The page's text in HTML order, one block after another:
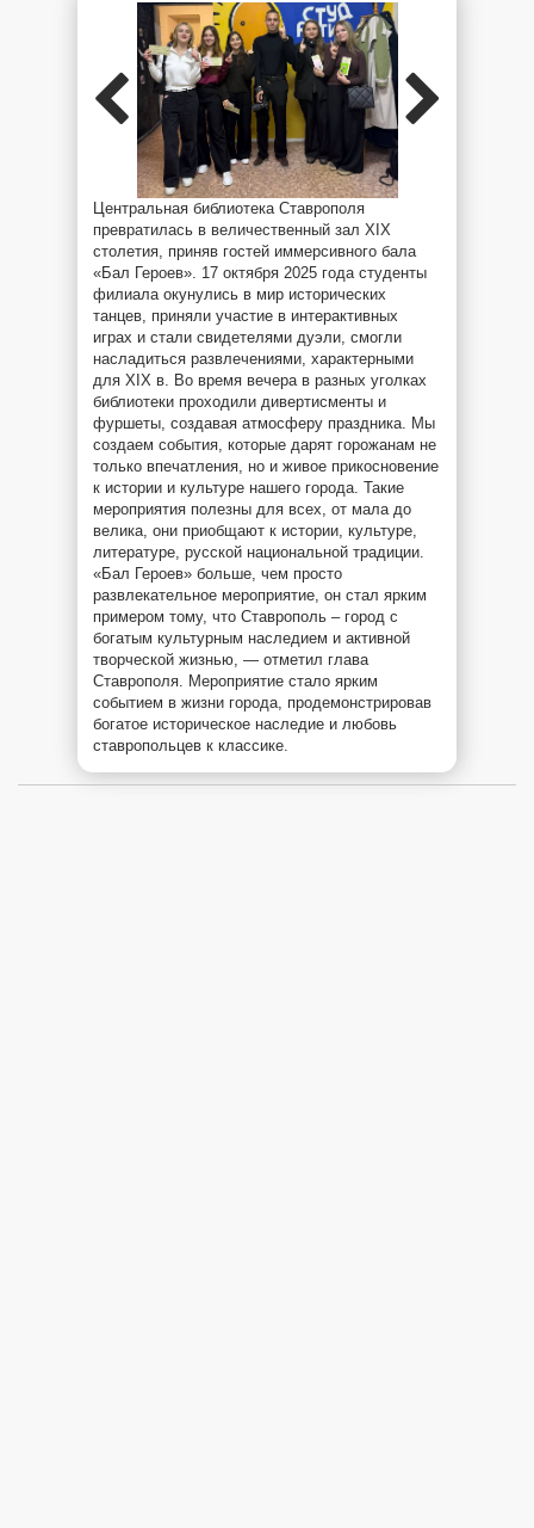
Центральная библиотека Ставрополя
превратилась в величественный зал XIX
столетия, приняв гостей иммерсивного бала
«Бал Героев». 17 октября 2025 года студенты
филиала окунулись в мир исторических
танцев, приняли участие в интерактивных
играх и стали свидетелями дуэли, смогли
насладиться развлечениями, характерными
для XIX в. Во время вечера в разных уголках
библиотеки проходили дивертисменты и
фуршеты, создавая атмосферу праздника. Мы
создаем события, которые дарят горожанам не
только впечатления, но и живое прикосновение
к истории и культуре нашего города. Такие
мероприятия полезны для всех, от мала до
велика, они приобщают к истории, культуре,
литературе, русской национальной традиции.
«Бал Героев» больше, чем просто
развлекательное мероприятие, он стал ярким
примером тому, что Ставрополь – город с
богатым культурным наследием и активной
творческой жизнью, — отметил глава
Ставрополя. Мероприятие стало ярким
событием в жизни города, продемонстрировав
богатое историческое наследие и любовь
ставропольцев к классике.